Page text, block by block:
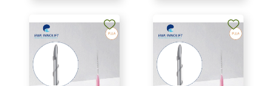
Не показывать предложение о консультации
+7 (495) 640-58-89
+7 (929) 933-09-89